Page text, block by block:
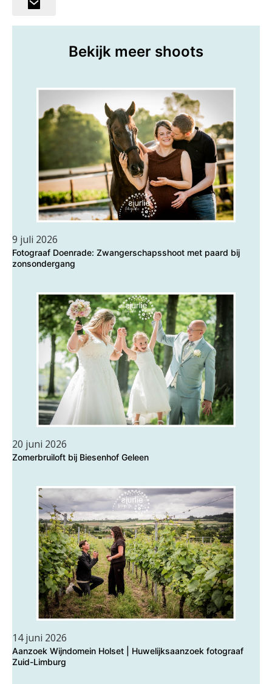
Bekijk meer shoots
9 juli 2026
Fotograaf Doenrade: Zwangerschapsshoot met paard bij
zonsondergang
20 juni 2026
Zomerbruiloft bij Biesenhof Geleen
14 juni 2026
Aanzoek Wijndomein Holset | Huwelijksaanzoek fotograaf
Zuid-Limburg